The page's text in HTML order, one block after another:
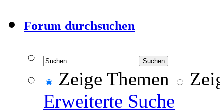
Forum durchsuchen
Zeige Themen
Erweiterte Suche